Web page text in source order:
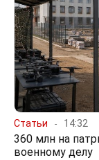
Статьи 14:32
360 млн на
военному делу